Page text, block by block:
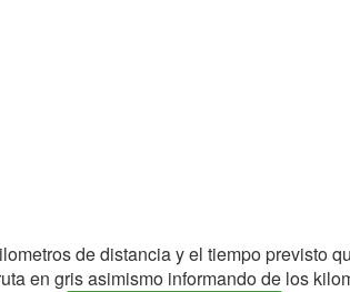
de distancia y el tiempo previsto
en gris asimismo informando de los